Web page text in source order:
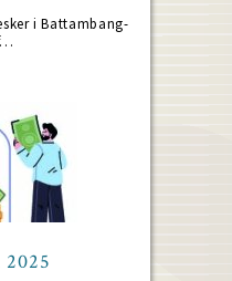
i Battambang-
2025